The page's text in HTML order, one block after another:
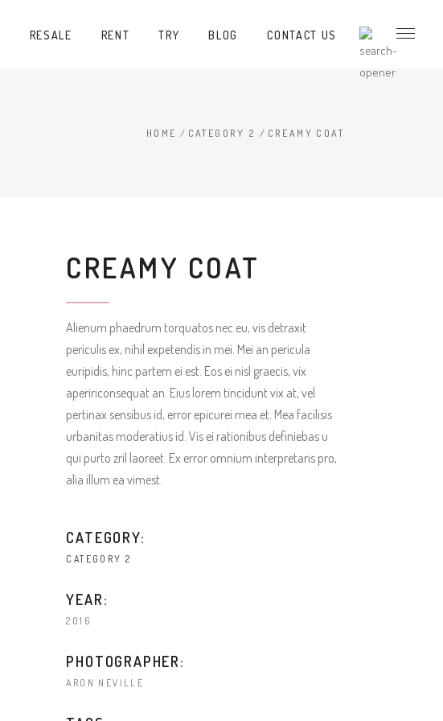
RESALE RENT TRY BLOG CONTACT US
HOME / CATEGORY 2 / CREAMY COAT
CREAMY COAT
Alienum phaedrum torquatos nec eu, vis detraxit
periculis ex, nihil expetendis in mei. Mei an pericula
euripidis, hinc partem ei est. Eos ei nisl graecis, vix
apeririconsequat an. Eius lorem tincidunt vix at, vel
pertinax sensibus id, error epicurei mea et. Mea facilisis
urbanitas moderatius id. Vis ei rationibus definiebas u
qui purto zril laoreet. Ex error omnium interpretaris pro,
alia illum ea vimest.
CATEGORY:
CATEGORY 2
YEAR:
2016
PHOTOGRAPHER:
ARON NEVILLE